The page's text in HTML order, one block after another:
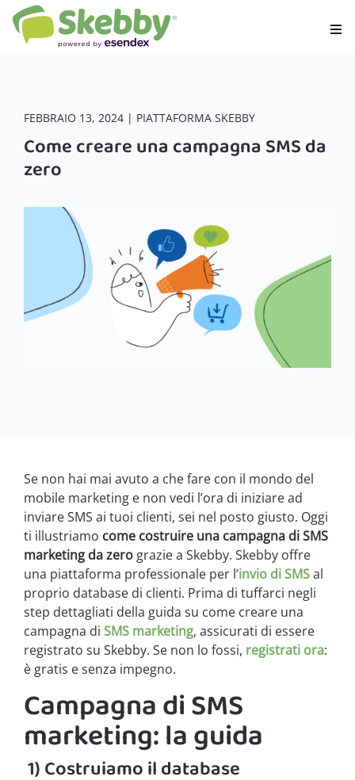
FEBBRAIO 13, 2024 | PIATTAFORMA SKEBBY
Come creare una campagna SMS da
zero
Se non hai mai avuto a che fare con il mondo del
mobile marketing e non vedi l’ora di iniziare ad
inviare SMS ai tuoi clienti, sei nel posto giusto. Oggi
ti illustriamo come costruire una campagna di SMS
marketing da zero grazie a Skebby. Skebby offre
una piattaforma professionale per l’invio di SMSal
proprio database di clienti. Prima di tuffarci negli
step dettagliati della guida su come creare una
campagna di SMS marketing, assicurati di essere
registrato su Skebby. Se non lo fossi, registrati ora:
è gratis e senza impegno.
Campagna di SMS
marketing: la guida
1) Costruiamo il database